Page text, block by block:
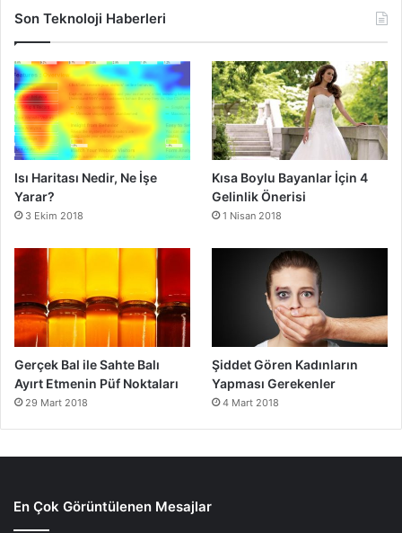
Son Teknoloji Haberleri
Isı Haritası Nedir, Ne İşe
Yarar?
3 Ekim 2018
Kısa Boylu Bayanlar İçin 4
Gelinlik Önerisi
1 Nisan 2018
Gerçek Bal ile Sahte Balı
Ayırt Etmenin Püf Noktaları
29 Mart 2018
Şiddet Gören Kadınların
Yapması Gerekenler
4 Mart 2018
En Çok Görüntülenen Mesajlar